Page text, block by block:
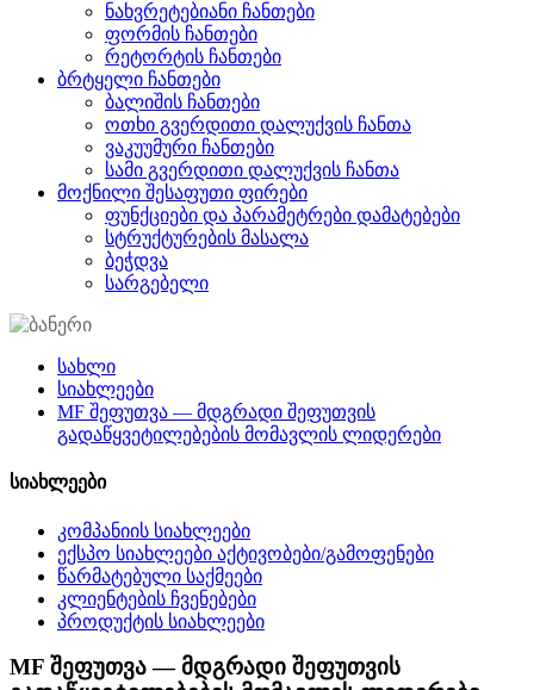
ნახვრეტებიანი ჩანთები
ფორმის ჩანთები
რეტორტის ჩანთები
ბრტყელი ჩანთები
ბალიშის ჩანთები
ოთხი გვერდითი დალუქვის ჩანთა
ვაკუუმური ჩანთები
სამი გვერდითი დალუქვის ჩანთა
მოქნილი შესაფუთი ფირები
ფუნქციები და პარამეტრები დამატებები
სტრუქტურების მასალა
ბეჭდვა
სარგებელი
სახლი
სიახლეები
MF შეფუთვა — მდგრადი შეფუთვის
გადაწყვეტილებების მომავლის ლიდერები
სიახლეები
კომპანიის სიახლეები
ექსპო სიახლეები აქტივობები/გამოფენები
წარმატებული საქმეები
კლიენტების ჩვენებები
პროდუქტის სიახლეები
MF შეფუთვა — მდგრადი შეფუთვის